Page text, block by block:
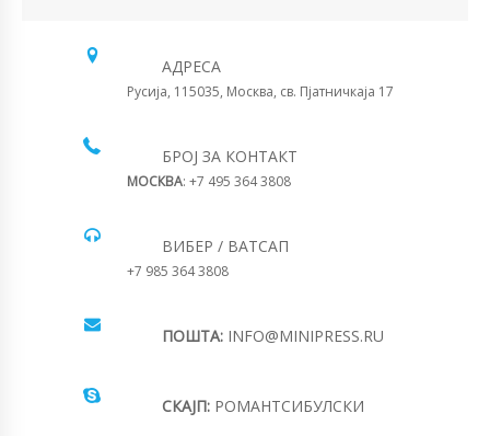
АДРЕСА
Русија, 115035, Москва, св. Пјатничкаја 17
БРОЈ ЗА КОНТАКТ
МОСКВА: +7 495 364 3808
ВИБЕР / ВАТСАП
+7 985 364 3808
ПОШТА: INFO@MINIPRESS.RU
СКАЈП: РОМАНТСИБУЛСКИ